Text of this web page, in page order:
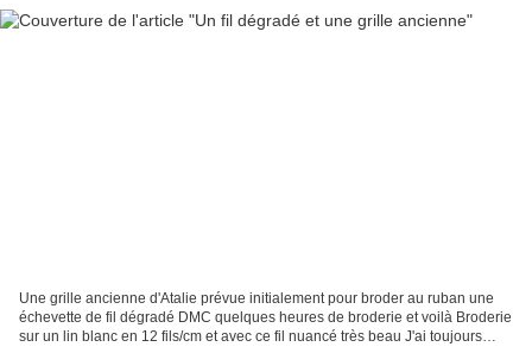
Une grille ancienne d'Atalie prévue initialement pour broder au ruban une
échevette de fil dégradé DMC quelques heures de broderie et voilà Broderie
sur un lin blanc en 12 fils/cm et avec ce fil nuancé très beau J'ai toujours